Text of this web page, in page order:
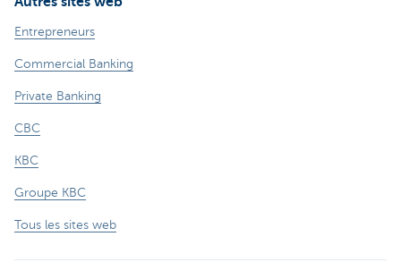
Entrepreneurs
Commercial Banking
Private Banking
CBC
KBC
Groupe KBC
Tous les sites web